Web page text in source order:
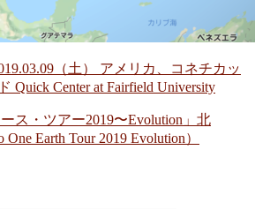
（土） アメリカ、コネチカッ
Quick Center at Fairfield University
ス・ツアー2019〜Evolution」北
Earth Tour 2019 Evolution）